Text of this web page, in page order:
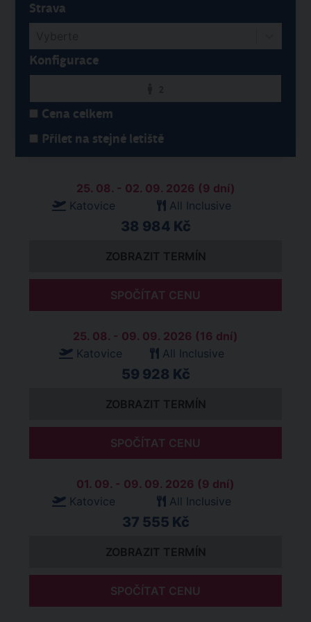
Strava
Konfigurace
Cena celkem
Přílet na stejné letiště
25. 08. - 02. 09. 2026 (9 dní)
Katovice
All Inclusive
38 984 Kč
ZOBRAZIT TERMÍN
SPOČÍTAT CENU
25. 08. - 09. 09. 2026 (16 dní)
Katovice
All Inclusive
59 928 Kč
ZOBRAZIT TERMÍN
SPOČÍTAT CENU
01. 09. - 09. 09. 2026 (9 dní)
Katovice
All Inclusive
37 555 Kč
ZOBRAZIT TERMÍN
SPOČÍTAT CENU